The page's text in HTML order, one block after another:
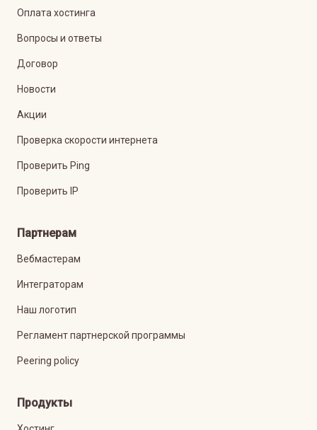
Оплата хостинга
Вопросы и ответы
Договор
Новости
Акции
Проверка скорости интернета
Проверить Ping
Проверить IP
Партнерам
Вебмастерам
Интеграторам
Наш логотип
Регламент партнерской программы
Peering policy
Продукты